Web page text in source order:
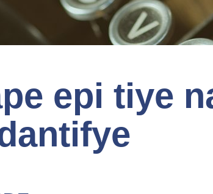
epi tiye